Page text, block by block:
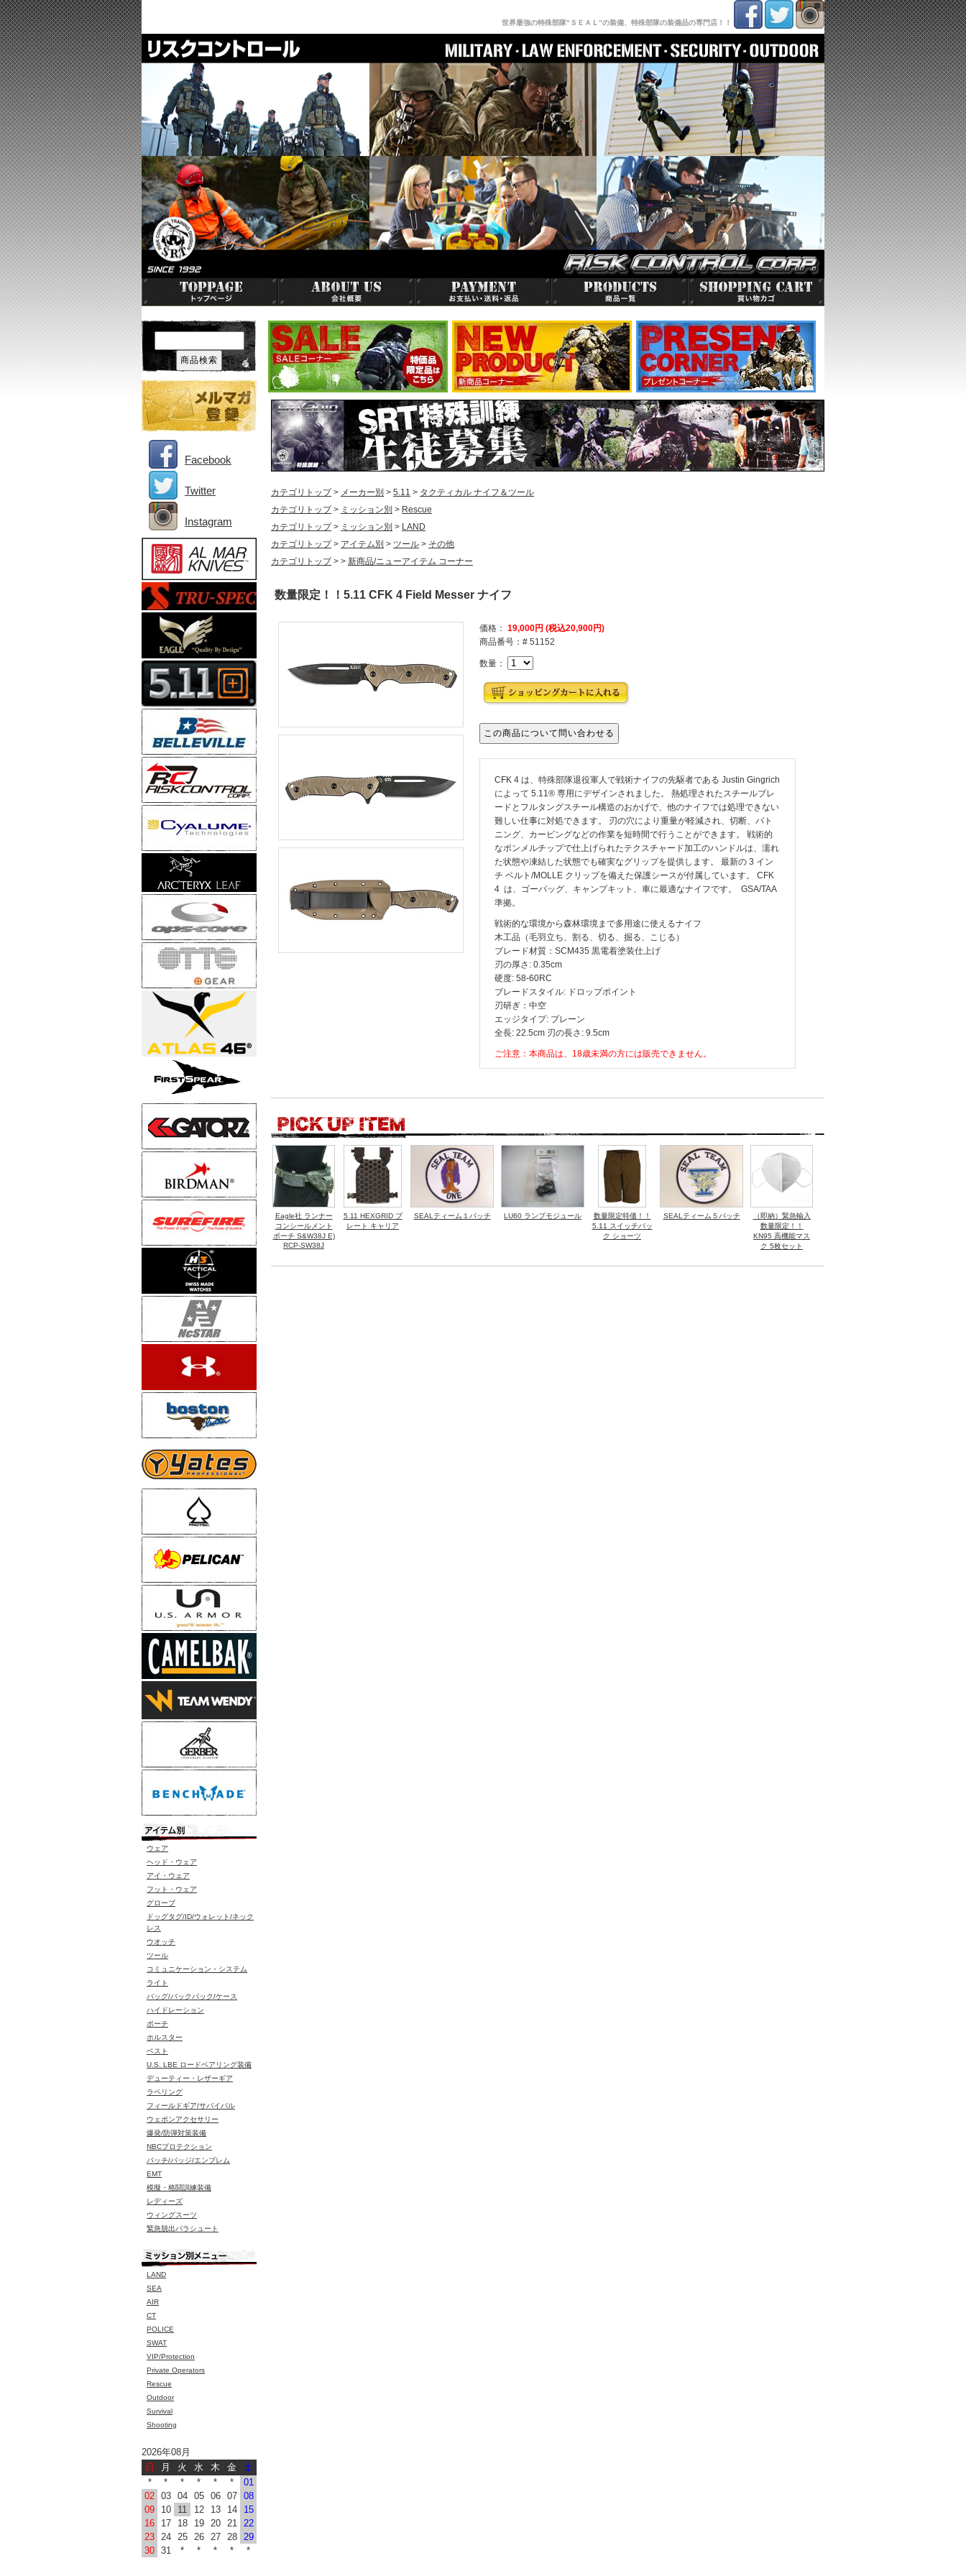
世界最強の特殊部隊”ＳＥＡＬ”の装備、特殊部隊の装備品の専門店！！
カテゴリトップ> メーカー別 > 5.11 > タクティカル ナイフ＆ツール
カテゴリトップ> ミッション別 > Rescue
カテゴリトップ> ミッション別 > LAND
カテゴリトップ> アイテム別 > ツール > その他
カテゴリトップ> > 新商品/ニューアイテム コーナー
数量限定！！5.11 CFK 4 Field Messer ナイフ
価格： 19,000円 (税込20,900円)
商品番号：# 51152
数量：
CFK 4 は、特殊部隊退役軍人で戦術ナイフの先駆者である Justin Gingrich
によって 5.11® 専用にデザインされました。 熱処理されたスチールブレ
ードとフルタングスチール構造のおかげで、他のナイフでは処理できない
難しい仕事に対処できます。 刃の穴により重量が軽減され、切断、バト
ニング、カービングなどの作業を短時間で行うことができます。 戦術的
なポンメルチップで仕上げられたテクスチャード加工のハンドルは、濡れ
た状態や凍結した状態でも確実なグリップを提供します。 最新の 3 イン
チ ベルト/MOLLE クリップを備えた保護シースが付属しています。 CFK
4 は、ゴーバッグ、キャンプキット、車に最適なナイフです。 GSA/TAA
準拠。
戦術的な環境から森林環境まで多用途に使えるナイフ
木工品（毛羽立ち、割る、切る、掘る、こじる）
ブレード材質：SCM435 黒電着塗装仕上げ
刃の厚さ: 0.35cm
硬度: 58-60RC
ブレードスタイル: ドロップポイント
刃研ぎ：中空
エッジタイプ: プレーン
全長: 22.5cm 刃の長さ: 9.5cm
ご注意：本商品は、18歳未満の方には販売できません。
Eagle社 ランナー
コンシールメント
ポーチ S&W38J E)
RCP-SW38J
5.11 HEXGRID プ
レート キャリア
SEALティーム１パッチ LU60 ランプモジュール
数量限定特価！！
5.11 スイッチバッ
ク ショーツ
SEALティーム５パッチ
（即納）緊急輸入
数量限定！！
KN95 高機能マス
ク 5枚セット
Facebook
Twitter
Instagram
ウェア
ヘッド・ウェア
アイ・ウェア
フット・ウェア
グローブ
ドッグタグ/ID/ウォレット/ネック
レス
ウオッチ
ツール
コミュニケーション・システム
ライト
バッグ/バックパック/ケース
ハイドレーション
ポーチ
ホルスター
ベスト
U.S. LBE ロードベアリング装備
デューティー・レザーギア
ラペリング
フィールドギア/サバイバル
ウェポンアクセサリー
爆発/防弾対策装備
NBCプロテクション
パッチ/バッジ/エンブレム
EMT
模擬・格闘訓練装備
レディーズ
ウィングスーツ
緊急脱出パラシュート
LAND
SEA
AIR
CT
POLICE
SWAT
VIP/Protection
Private Operators
Rescue
Outdoor
Survival
Shooting
2026年08月
日
月 火 水 木 金
土
*
* * * * *
01
02 03 04 05 06 07
08
09
10 11 12 13 14
15
16
17 18 19 20 21
22
23
24 25 26 27 28
29
30 31 * * * * *